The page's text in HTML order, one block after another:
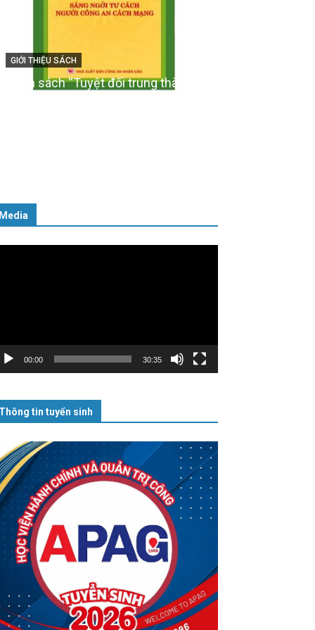
Cuốn sách “Tuyệt đối
Media
00:00 30:35
Thông tin tuyển sinh